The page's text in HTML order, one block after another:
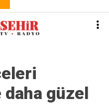
daha güzel